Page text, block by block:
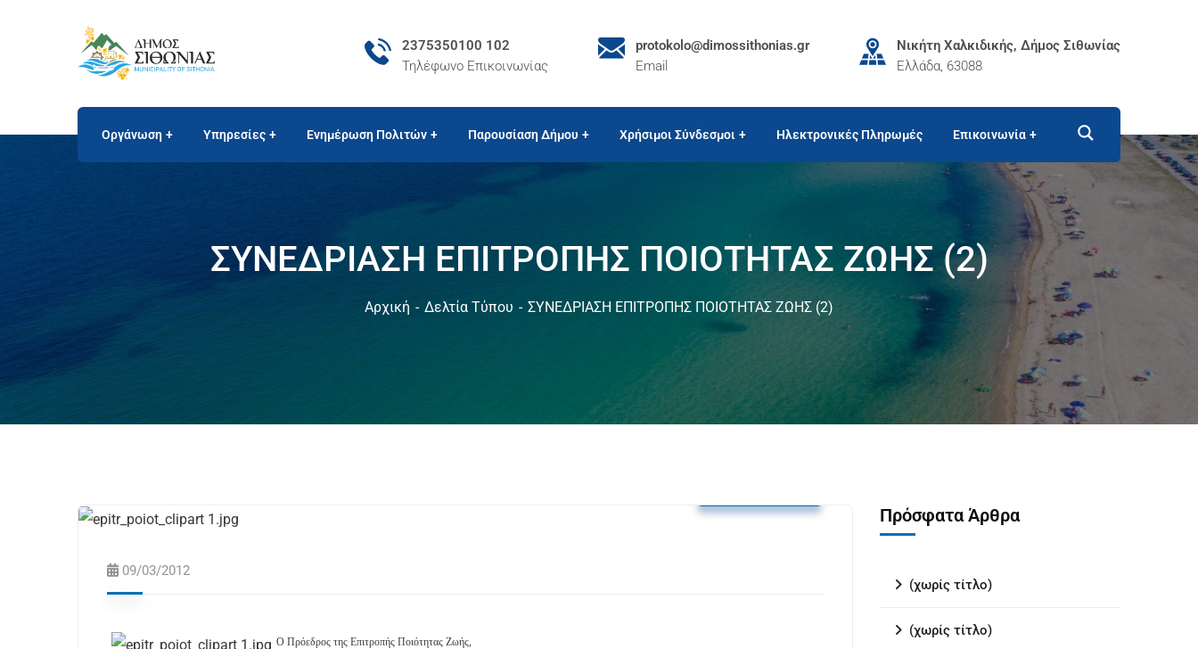
2375350100 102
Τηλέφωνο Επικοινωνίας
protokolo@dimossithonias.gr
Email
Νικήτη Χαλκιδικής, Δήμος Σιθωνίας
Ελλάδα, 63088
Οργάνωση Υπηρεσίες Ενημέρωση Πολιτών Παρουσίαση Δήμου Χρήσιμοι Σύνδεσμοι Ηλεκτρονικές Πληρωμές Επικοινωνία
ΣΥΝΕΔΡΙΑΣΗ ΕΠΙΤΡΟΠΗΣ ΠΟΙΟΤΗΤΑΣ ΖΩΗΣ (2)
Αρχική Δελτία Τύπου ΣΥΝΕΔΡΙΑΣΗ ΕΠΙΤΡΟΠΗΣ ΠΟΙΟΤΗΤΑΣ ΖΩΗΣ (2)
09/03/2012
Ο Πρόεδρος της Επιτροπής Ποιότητας Ζωής,
Πρόσφατα Άρθρα
(χωρίς τίτλο)
(χωρίς τίτλο)